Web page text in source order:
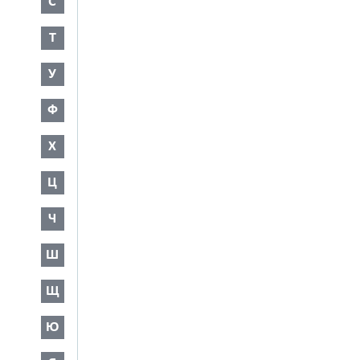
Т
У
Ф
Х
Ц
Ч
Ш
Щ
Ю